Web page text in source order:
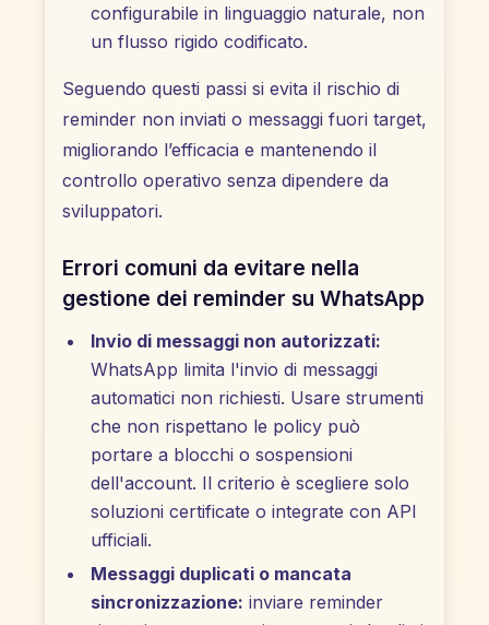
configurabile in linguaggio naturale, non
un flusso rigido codificato.
Seguendo questi passi si evita il rischio di
reminder non inviati o messaggi fuori target,
migliorando l’efficacia e mantenendo il
controllo operativo senza dipendere da
sviluppatori.
Errori comuni da evitare nella
gestione dei reminder su WhatsApp
Invio di messaggi non autorizzati:
WhatsApp limita l'invio di messaggi
automatici non richiesti. Usare strumenti
che non rispettano le policy può
portare a blocchi o sospensioni
dell'account. Il criterio è scegliere solo
soluzioni certificate o integrate con API
ufficiali.
Messaggi duplicati o mancata
sincronizzazione: inviare reminder